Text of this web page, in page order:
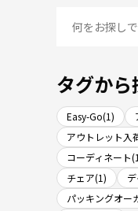
タグから
Easy-Go(1)
アウトレット入
コーディネート
チェア(1)
パッキングオー